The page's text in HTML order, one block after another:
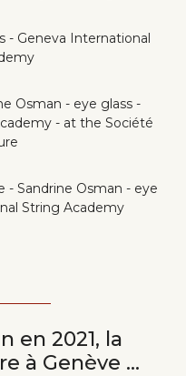
en 2021, la
à Genève ...